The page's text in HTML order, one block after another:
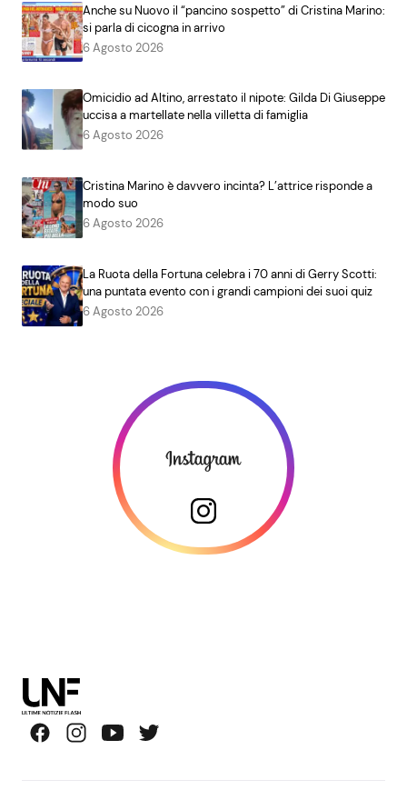
Anche su Nuovo il “pancino sospetto” di Cristina Marino:
si parla di cicogna in arrivo
6 Agosto 2026
Omicidio ad Altino, arrestato il nipote: Gilda Di Giuseppe
uccisa a martellate nella villetta di famiglia
6 Agosto 2026
Cristina Marino è davvero incinta? L’attrice risponde a
modo suo
6 Agosto 2026
La Ruota della Fortuna celebra i 70 anni di Gerry Scotti:
una puntata evento con i grandi campioni dei suoi quiz
6 Agosto 2026